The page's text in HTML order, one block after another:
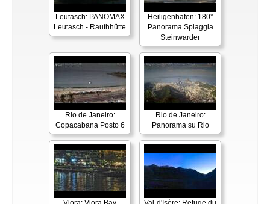
Leutasch: PANOMAX
Leutasch - Rauthhütte
Heiligenhafen: 180°
Panorama Spiaggia
Steinwarder
Rio de Janeiro:
Copacabana Posto 6
Rio de Janeiro:
Panorama su Rio